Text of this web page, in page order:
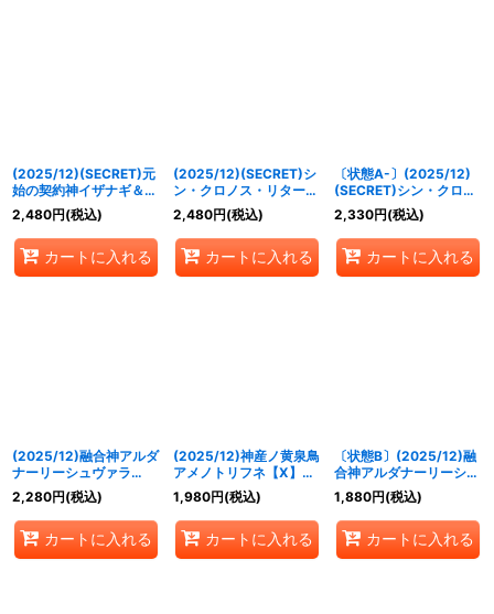
(2025/12)(SECRET)元
始の契約神イザナギ＆イ
ザナミ【契約X-SEC】
{BSC47-CX01}《多》
2,480円(税込)
カートに入れる
(2025/12)(SECRET)シ
ン・クロノス・リターナ
ル【X-SEC】{BSC47-
X04}《青》
2,480円(税込)
カートに入れる
〔状態A-〕(2025/12)
(SECRET)シン・クロノ
ス・リターナル【X-
SEC】{BSC47-X04}
《青》
2,330円(税込)
カートに入れる
(2025/12)融合神アルダ
ナーリーシュヴァラ
【X】{BSC47-X03}
《黄》
2,280円(税込)
カートに入れる
(2025/12)神産ノ黄泉鳥
アメノトリフネ【X】
{BSC47-X01}《多》
1,980円(税込)
カートに入れる
〔状態B〕(2025/12)融
合神アルダナーリーシュ
ヴァラ【X】{BSC47-
X03}《黄》
1,880円(税込)
カートに入れる